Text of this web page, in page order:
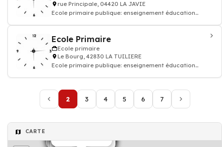
rue Principale, 04420 LA JAVIE
Ecole primaire publique: enseignement éducation
Ecole Primaire
Ecole primaire
Le Bourg, 42830 LA TUILIERE
Ecole primaire publique: enseignement éducation
2 3 4 5 6 7
CARTE
Ecole primaire
Ecole maternelle
Ecole primaire
Ecole primaire